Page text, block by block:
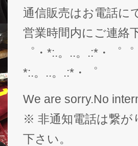
通信販売はお電話に
営業時間内にご連絡
゜・*:.。..。.:*・゜
*:.。..。.:*・゜
We are sorry.No
※ 非通知電話は繋が
下さい。